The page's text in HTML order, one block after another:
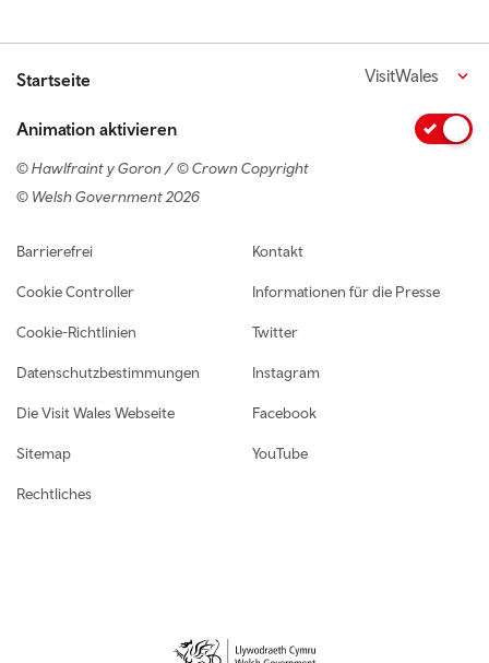
Startseite VisitWales
Animation aktivieren
© Hawlfraint y Goron / © Crown Copyright
© Welsh Government 2026
Footer navigation
Barrierefrei
Cookie Controller
Cookie-Richtlinien
Datenschutzbestimmungen
Die Visit Wales Webseite
Sitemap
Rechtliches
Kontakt
Informationen für die Presse
Twitter
Instagram
Facebook
YouTube